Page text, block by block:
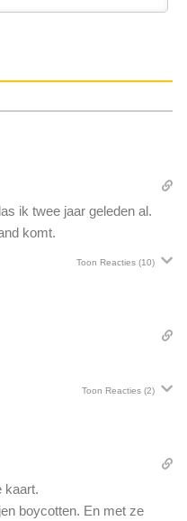
ik twee jaar geleden al.
komt.
Toon Reacties (10)
Toon Reacties (2)
kaart.
boycotten. En met ze